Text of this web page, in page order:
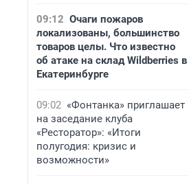
09:12 Очаги пожаров
локализованы, большинство
товаров целы. Что известно
об атаке на склад Wildberries в
Екатеринбурге
09:02 «Фонтанка» приглашает
на заседание клуба
«Ресторатор»: «Итоги
полугодия: кризис и
возможности»